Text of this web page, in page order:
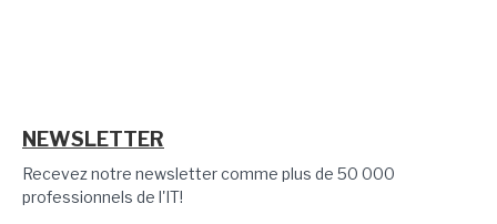
NEWSLETTER
Recevez notre newsletter comme plus de 50 000
professionnels de l'IT!